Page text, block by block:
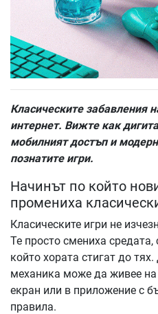
Класическите забавления
интернет. Вижте как
мобилният достъп и
познатите игри.
Начинът по който
промениха
Класическите игри не
Те просто смениха средата,
който хората стигат до
механика може да живее на
екран или в приложение с
правила.